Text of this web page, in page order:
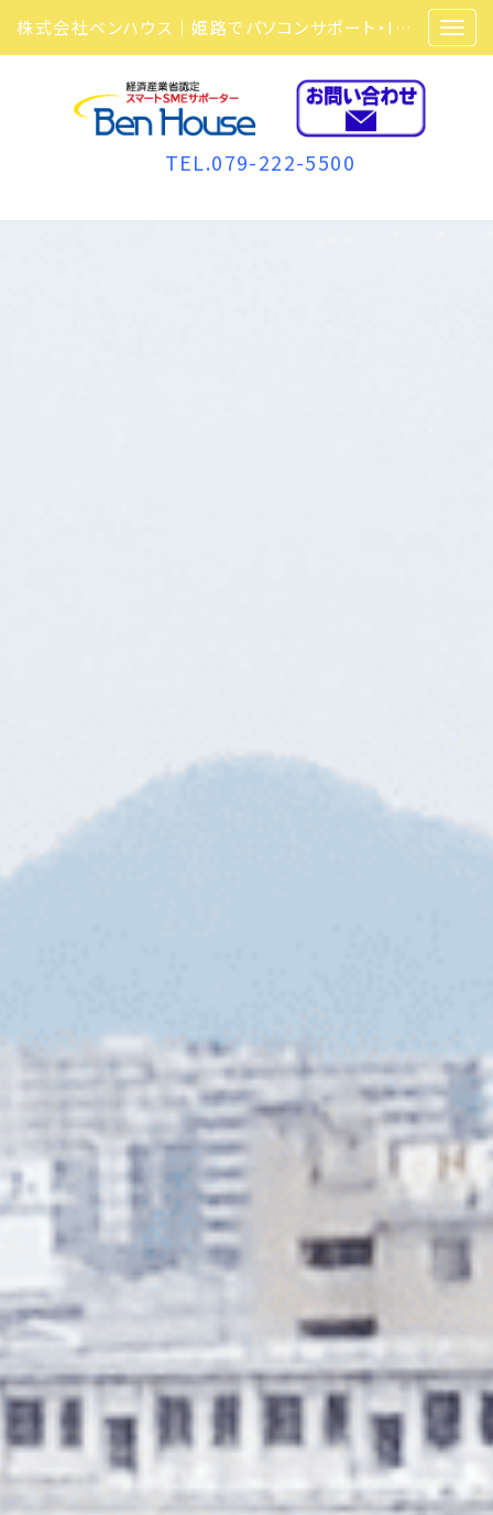
株式会社ベンハウス｜姫路でパソコンサポート・ITサポート・ITセキュリティ・複合機・ビジネスフォンなら弊社にお任せ
TEL.079-222-5500